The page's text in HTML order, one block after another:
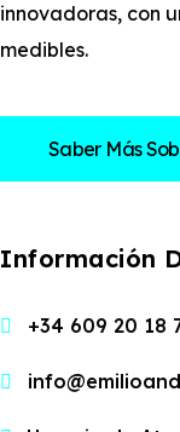
innovadoras, con
medibles.
Saber Más
Información
+34 609 20 18